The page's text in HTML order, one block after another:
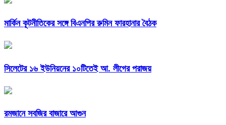
মার্কিন কূটনীতিকের সঙ্গে বিএনপির রুমিন ফারহানার বৈঠক
সিলেটের ১৬ ইউনিয়নের ১০টিতেই আ. লীগের পরাজয়
রমজানে সবজির বাজারে আগুন